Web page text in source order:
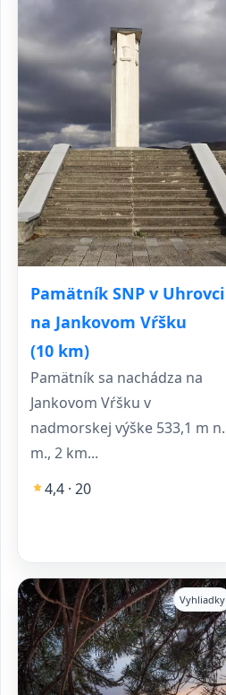
Pamätník SNP v Uhrovci
na Jankovom Vŕšku
(10 km)
Pamätník sa nachádza na
Jankovom Vŕšku v
nadmorskej výške 533,1 m n.
m., 2 km...
4,4 · 20
Vyhliadky